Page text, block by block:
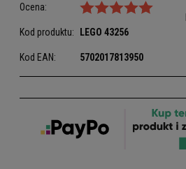
Ocena:
Kod produktu: LEGO 43256
Kod EAN: 5702017813950